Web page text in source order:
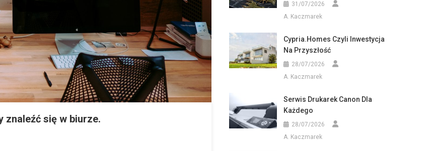
znaleźć się w biurze.
31/07/2026
A. Kaczmarek
Cypria.homes Czyli Inwestycja
Na Przyszłość
28/07/2026
A. Kaczmarek
Serwis Drukarek Canon Dla
Każdego
28/07/2026
A. Kaczmarek